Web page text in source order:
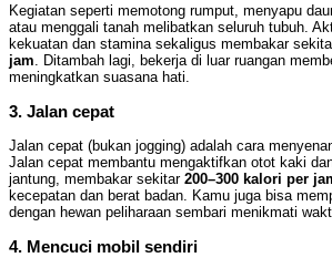
Kegiatan seperti memotong rumput, menyapu
atau menggali tanah melibatkan seluruh tubuh.
kekuatan dan stamina sekaligus membakar
jam . Ditambah lagi, bekerja di luar ruangan
meningkatkan suasana hati.
3. Jalan cepat
Jalan cepat (bukan jogging) adalah cara
Jalan cepat membantu mengaktifkan otot kaki
jantung, membakar sekitar 200–300 kalori per
kecepatan dan berat badan. Kamu juga bisa
dengan hewan peliharaan sembari menikmati
4. Mencuci mobil sendiri